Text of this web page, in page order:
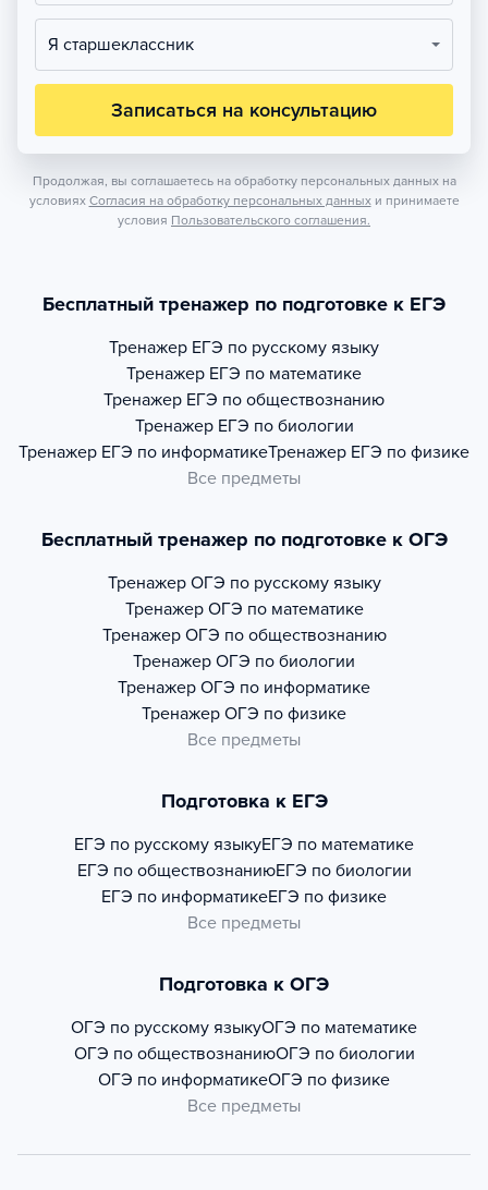
Я старшеклассник
Записаться на консультацию
Продолжая, вы соглашаетесь на обработку персональных данных на
условиях Согласия на обработку персональных данных и принимаете
условия Пользовательского соглашения.
Бесплатный тренажер по подготовке к ЕГЭ
Тренажер ЕГЭ по русскому языку
Тренажер ЕГЭ по математике
Тренажер ЕГЭ по обществознанию
Тренажер ЕГЭ по биологии
Тренажер ЕГЭ по информатикеТренажер ЕГЭ по физике
Все предметы
Бесплатный тренажер по подготовке к ОГЭ
Тренажер ОГЭ по русскому языку
Тренажер ОГЭ по математике
Тренажер ОГЭ по обществознанию
Тренажер ОГЭ по биологии
Тренажер ОГЭ по информатике
Тренажер ОГЭ по физике
Все предметы
Подготовка к ЕГЭ
ЕГЭ по русскому языкуЕГЭ по математике
ЕГЭ по обществознаниюЕГЭ по биологии
ЕГЭ по информатикеЕГЭ по физике
Все предметы
Подготовка к ОГЭ
ОГЭ по русскому языкуОГЭ по математике
ОГЭ по обществознаниюОГЭ по биологии
ОГЭ по информатикеОГЭ по физике
Все предметы